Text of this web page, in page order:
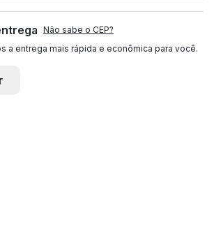
Não sabe o CEP?
a entrega mais rápida e econômica para você.